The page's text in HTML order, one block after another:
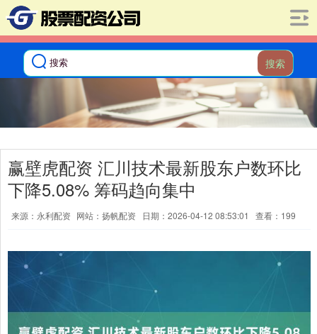
搜索
赢壁虎配资 汇川技术最新股东户数环比
下降5.08% 筹码趋向集中
来源：永利配资 网站：扬帆配资 日期：2026-04-12 08:53:01 查看：199